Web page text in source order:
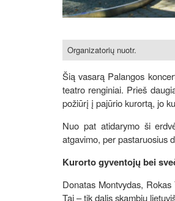
Organizatorių nuotr.
Šią vasarą Palangos
teatro renginiai. Prieš
požiūrį į pajūrio kurortą, jo
Nuo pat atidarymo ši
atgavimo, per pastaruosius
Kurorto gyventojų bei
Donatas Montvydas,
Tai – tik dalis skambių